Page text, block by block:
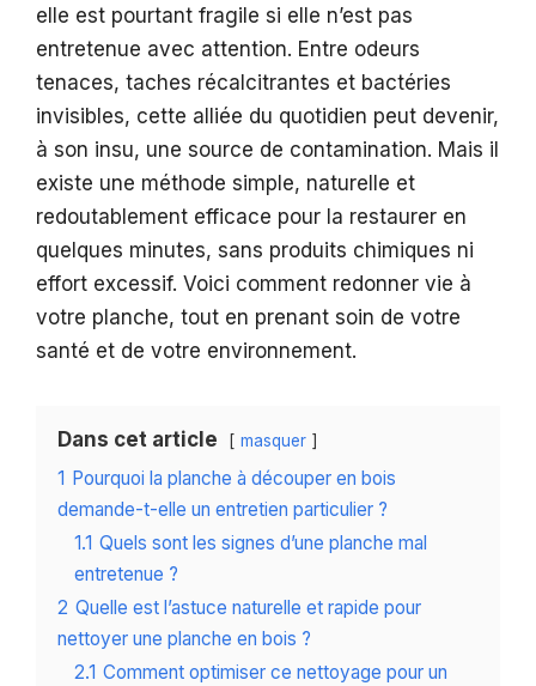
elle est pourtant fragile si elle n’est pas
entretenue avec attention. Entre odeurs
tenaces, taches récalcitrantes et bactéries
invisibles, cette alliée du quotidien peut devenir,
à son insu, une source de contamination. Mais il
existe une méthode simple, naturelle et
redoutablement efficace pour la restaurer en
quelques minutes, sans produits chimiques ni
effort excessif. Voici comment redonner vie à
votre planche, tout en prenant soin de votre
santé et de votre environnement.
Dans cet article masquer
1 Pourquoi la planche à découper en bois
demande-t-elle un entretien particulier ?
1.1 Quels sont les signes d’une planche mal
entretenue ?
2 Quelle est l’astuce naturelle et rapide pour
nettoyer une planche en bois ?
2.1 Comment optimiser ce nettoyage pour un